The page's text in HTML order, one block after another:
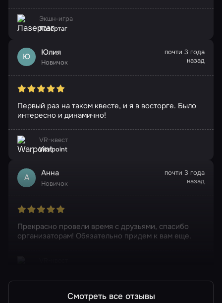
Экшн-игра
Лазертаг
Ю Юлия
Новичок
почти 3 года
назад
Первый раз на таком квесте, и я в восторге. Было
интересно и динамично!
VR-квест
Warpoint
А Анна
Новичок
почти 3 года
назад
Прекрасно провели время с друзьями, спасибо
организаторам! Обязательно придем к вам еще.
Смотреть все отзывы